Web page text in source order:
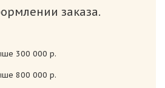
заказа.
300 000 р.
800 000 р.